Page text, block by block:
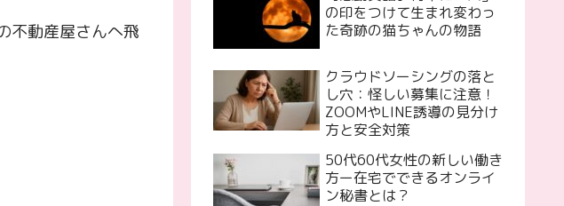
不動産屋さんへ飛
の印をつけて生まれ変わっ
た奇跡の猫ちゃんの物語
クラウドソーシングの落と
し穴：怪しい募集に注意！
ZOOMやLINE誘導の見分け
方と安全対策
50代60代女性の新しい働き
方ー在宅でできるオンライ
ン秘書とは？